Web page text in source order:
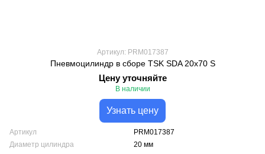
Артикул: PRM017387
Пневмоцилиндр в сборе TSK SDA 20х70 S
Цену уточняйте
В наличии
Узнать цену
Артикул
PRM017387
Диаметр цилиндра
20 мм